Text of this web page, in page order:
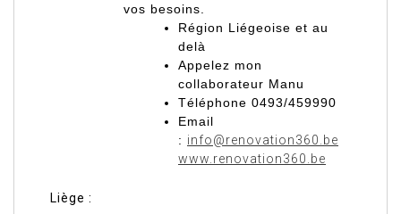
vos besoins.
Région Liégeoise et au
delà
Appelez mon
collaborateur Manu
Téléphone 0493/459990
Email
: info@renovation360.be
www.renovation360.be
Liège :